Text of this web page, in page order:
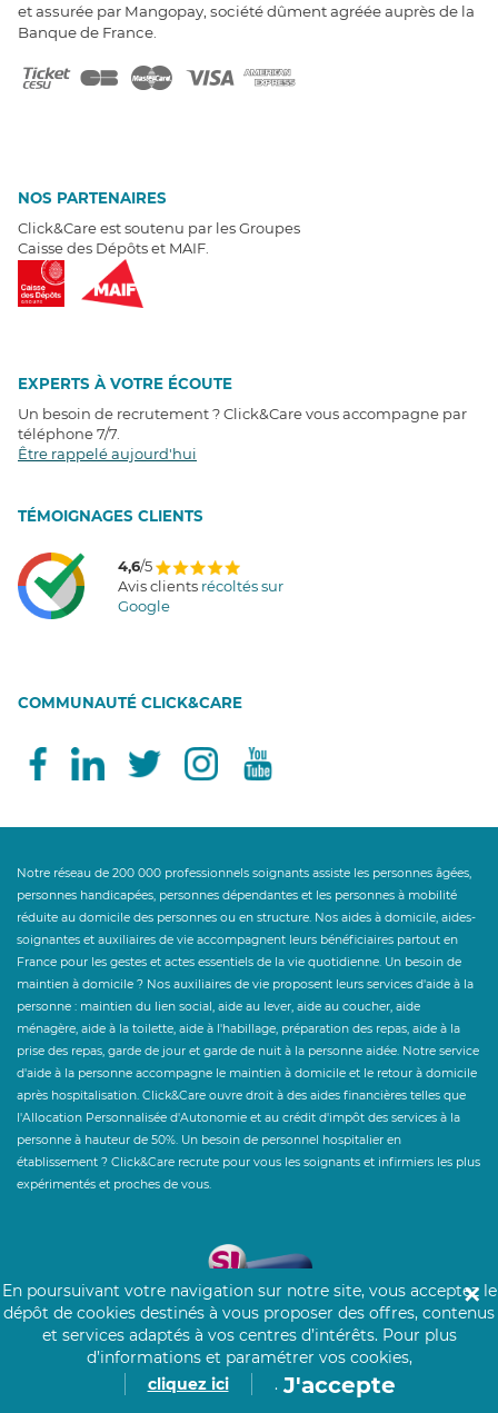
et assurée par Mangopay, société dûment agréée auprès de la
Banque de France.
NOS PARTENAIRES
Click&Care est soutenu par les Groupes
Caisse des Dépôts et MAIF.
EXPERTS À VOTRE ÉCOUTE
Un besoin de recrutement ? Click&Care vous accompagne par
téléphone 7/7
Être rappelé aujourd'hui
TÉMOIGNAGES CLIENTS
4,6/5
Avis clients récoltés sur
Google
COMMUNAUTÉ CLICK&CARE
Notre réseau de 200 000 professionnels soignants assiste les personnes âgées,
personnes handicapées, personnes dépendantes et les personnes à mobilité
réduite au domicile des personnes ou en structure. Nos aides à domicile, aides-
soignantes et auxiliaires de vie accompagnent leurs bénéficiaires partout en
France pour les gestes et actes essentiels de la vie quotidienne. Un besoin de
maintien à domicile ? Nos auxiliaires de vie proposent leurs services d'aide à la
personne : maintien du lien social, aide au lever, aide au coucher, aide
ménagère, aide à la toilette, aide à l'habillage, préparation des repas, aide à la
prise des repas, garde de jour et garde de nuit à la personne aidée. Notre service
d'aide à la personne accompagne le maintien à domicile et le retour à domicile
après hospitalisation. Click&Care ouvre droit à des aides financières telles que
l'Allocation Personnalisée d'Autonomie et au crédit d'impôt des services à la
personne à hauteur de 50%. Un besoin de personnel hospitalier en
établissement ? Click&Care recrute pour vous les soignants et infirmiers les plus
expérimentés et proches de vous.
En poursuivant votre navigation sur notre site, vous acceptez le
dépôt de cookies destinés à vous proposer des offres, contenus
et services adaptés à vos centres d’intérêts. Pour plus
d’informations et paramétrer vos cookies,
cliquez ici
. J'accepte
✕